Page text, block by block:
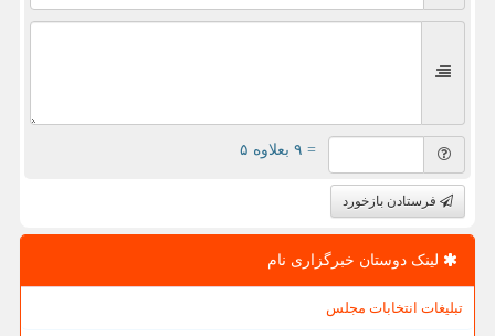
= ۹ بعلاوه ۵
فرستادن بازخورد
لینک دوستان خبرگزاری نام
تبلیغات انتخابات مجلس